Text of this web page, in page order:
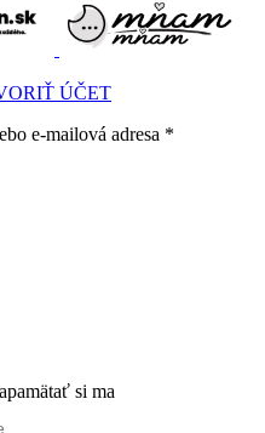
ÚČET
e-mailová adresa *
si ma